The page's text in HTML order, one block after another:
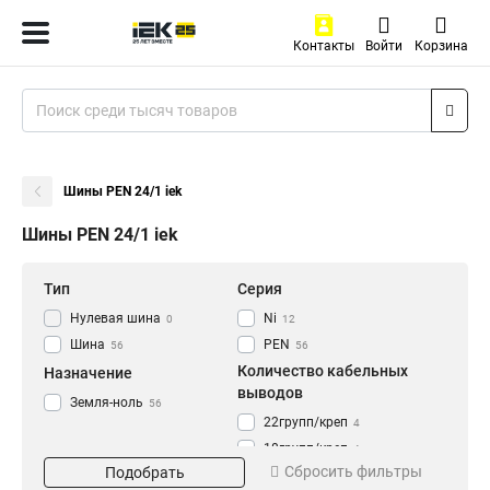
Контакты Войти Корзина
Шины PEN 24/1 iek
Шины PEN 24/1 iek
Тип
Нулевая шина 0
Шина 56
Серия
Ni 12
PEN 56
Назначение
Земля-ноль 56
Количество кабельных
выводов
22групп/креп 4
18групп/креп 4
4группы/креп 4
Подобрать Сбросить фильтры